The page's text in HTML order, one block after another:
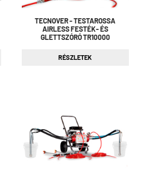
TECNOVER - TESTAROSSA
AIRLESS FESTÉK- ÉS
GLETTSZÓRÓ TR10000
RÉSZLETEK